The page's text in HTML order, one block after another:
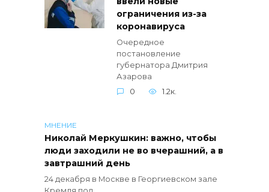
ограничения из-за
коронавируса
Очередное
постановление
губернатора Дмитрия
Азарова
0
1.2к.
МНЕНИЕ
Николай Меркушкин: важно, чтобы
люди заходили не во вчерашний, а в
завтрашний день
24 декабря в Москве в Георгиевском зале